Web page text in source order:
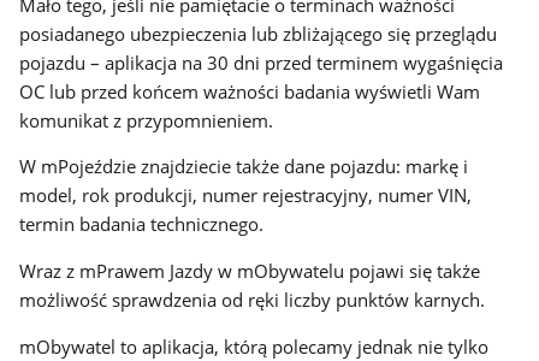
posiadanego ubezpieczenia lub zbliżającego się przeglądu
pojazdu – aplikacja na 30 dni przed terminem wygaśnięcia
OC lub przed końcem ważności badania wyświetli Wam
komunikat z przypomnieniem.
W mPojeździe znajdziecie także dane pojazdu: markę i
model, rok produkcji, numer rejestracyjny, numer VIN,
termin badania technicznego.
Wraz z mPrawem Jazdy w mObywatelu pojawi się także
możliwość sprawdzenia od ręki liczby punktów karnych.
mObywatel to aplikacja, którą polecamy jednak nie tylko